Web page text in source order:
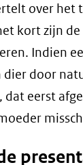
over
kort zijn
Indien
door
eerst